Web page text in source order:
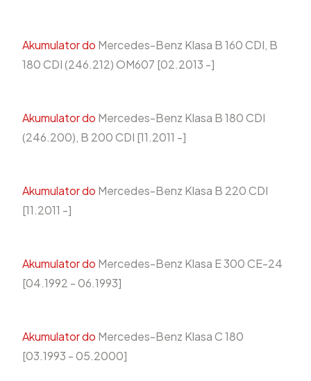
Akumulator do Mercedes-Benz Klasa B 160 CDI, B
180 CDI (246.212) OM607 [02.2013 -]
Akumulator do Mercedes-Benz Klasa B 180 CDI
(246.200), B 200 CDI [11.2011 -]
Akumulator do Mercedes-Benz Klasa B 220 CDI
[11.2011 -]
Akumulator do Mercedes-Benz Klasa E 300 CE-24
[04.1992 - 06.1993]
Akumulator do Mercedes-Benz Klasa C 180
[03.1993 - 05.2000]